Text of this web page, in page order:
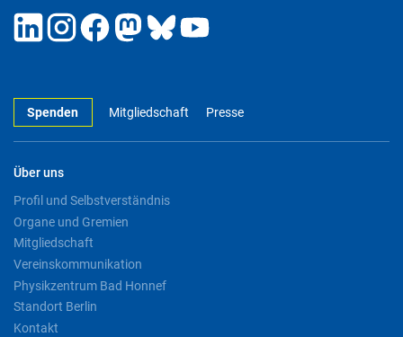
Spenden Mitgliedschaft Presse
Über uns
Profil und Selbstverständnis
Organe und Gremien
Mitgliedschaft
Vereinskommunikation
Physikzentrum Bad Honnef
Standort Berlin
Kontakt